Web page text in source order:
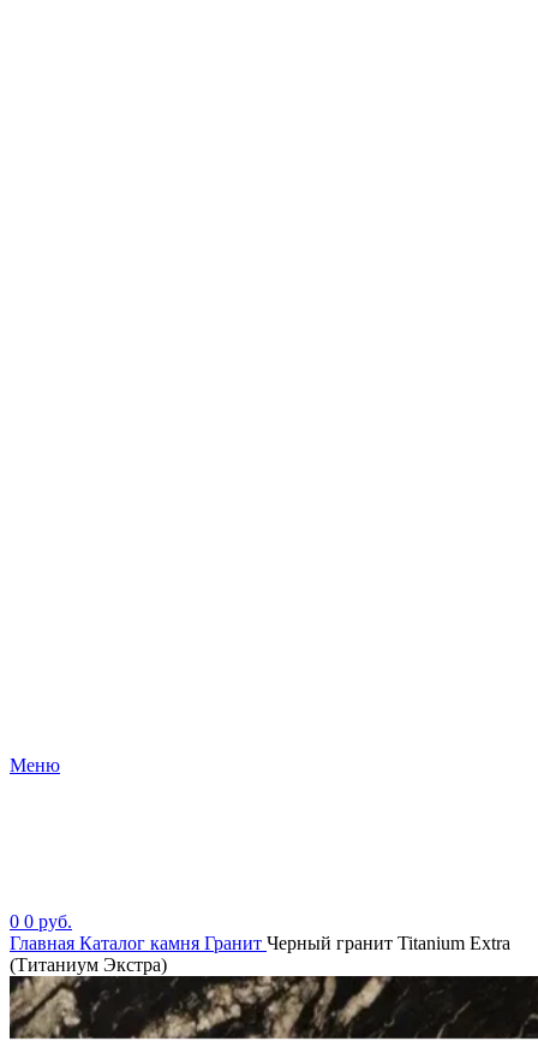
Меню
0 0 руб.
Главная Каталог камня Гранит Черный гранит Titanium Extra
(Титаниум Экстра)